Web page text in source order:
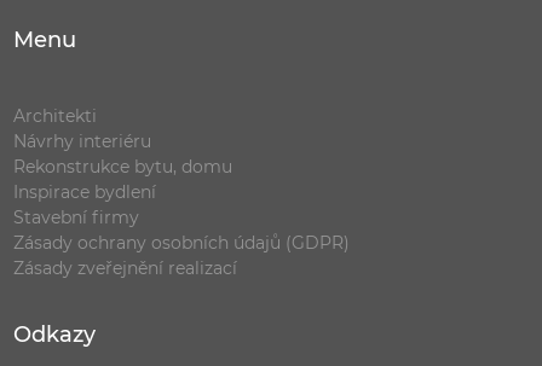
Menu
Architekti
Návrhy interiéru
Rekonstrukce bytu, domu
Inspirace bydlení
Stavební firmy
Zásady ochrany osobních údajů (GDPR)
Zásady zveřejnění realizací
Odkazy